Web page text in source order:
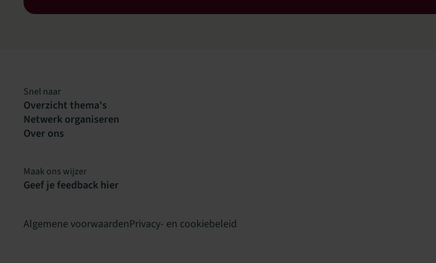
Snel naar
Overzicht thema's
Netwerk organiseren
Over ons
Maak ons wijzer
Geef je feedback hier
Algemene voorwaardenPrivacy- en cookiebeleid